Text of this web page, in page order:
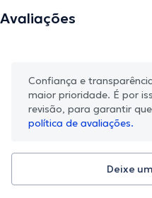
Avaliações
Confiança e
maior prioridade. É por
revisão, para garantir
política de avaliações.
Deixe